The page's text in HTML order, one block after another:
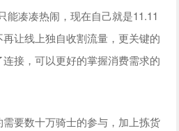
能凑凑热闹，现在自己就是11.11
让线上独自收割流量，更关键的
接，可以更好的掌握消费需求的
要数十万骑士的参与，加上拣货